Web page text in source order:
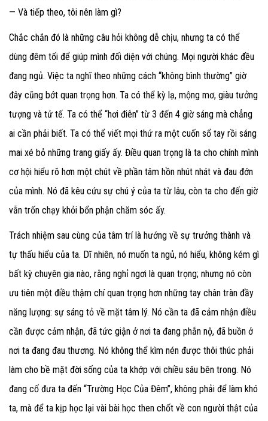
— Và tiếp theo, tôi nên làm gì?
Chắc chắn đó là những câu hỏi không dễ chịu, nhưng ta có thể
dùng đêm tối để giúp mình đối diện với chúng. Mọi người khác đều
đang ngủ. Việc ta nghĩ theo những cách “không bình thường” giờ
đây cũng bớt quan trọng hơn. Ta có thể kỳ lạ, mộng mơ, giàu tưởng
tượng và tử tế. Ta có thể “hơi điên” từ 3 đến 4 giờ sáng mà chẳng
ai cần phải biết. Ta có thể viết mọi thứ ra một cuốn sổ tay rồi sáng
mai xé bỏ những trang giấy ấy. Điều quan trọng là ta cho chính mình
cơ hội hiểu rõ hơn một chút về phần tâm hồn nhút nhát và đau đớn
của mình. Nó đã kêu cứu sự chú ý của ta từ lâu, còn ta cho đến giờ
vẫn trốn chạy khỏi bổn phận chăm sóc ấy.
Trách nhiệm sau cùng của tâm trí là hướng về sự trưởng thành và
tự thấu hiểu của ta. Dĩ nhiên, nó muốn ta ngủ, nó hiểu, không kém gì
bất kỳ chuyên gia nào, rằng nghỉ ngơi là quan trọng; nhưng nó còn
ưu tiên một điều thậm chí quan trọng hơn những tay chân tràn đầy
năng lượng: sự sáng tỏ về mặt tâm lý. Nó cần ta đã cảm nhận điều
cần được cảm nhận, đã tức giận ở nơi ta đang phẫn nộ, đã buồn ở
nơi ta đang đau thương. Nó không thể kìm nén được thôi thúc phải
làm cho bề mặt đời sống của ta khớp với chiều sâu bên trong. Nó
đang cố đưa ta đến “Trường Học Của Đêm”, không phải để làm khó
ta, mà để ta kịp học lại vài bài học then chốt về con người thật của